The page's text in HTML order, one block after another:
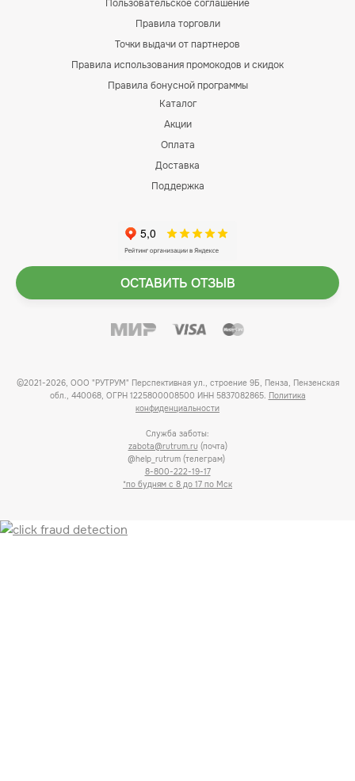
Пользовательское соглашение
Правила торговли
Точки выдачи от партнеров
Правила использования промокодов и скидок
Правила бонусной программы
Каталог
Акции
Оплата
Доставка
Поддержка
ОСТАВИТЬ ОТЗЫВ
©2021-2026, ООО "РУТРУМ" Перспективная ул., строение 9Б, Пенза, Пензенская
обл., 440068, ОГРН 1225800008500 ИНН 5837082865. Политика
конфиденциальности
Служба заботы:
zabota@rutrum.ru (почта)
@help_rutrum (телеграм)
8-800-222-19-17
*по будням с 8 до 17 по Мск